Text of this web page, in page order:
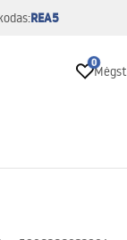
REA5
0